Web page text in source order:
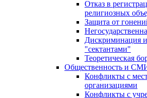
Отказ в
религиозных
Защита от
Дискриминация
"сектантами"
Теоретическая
Общественность и
Конфликты с
организациями
Конфликты с